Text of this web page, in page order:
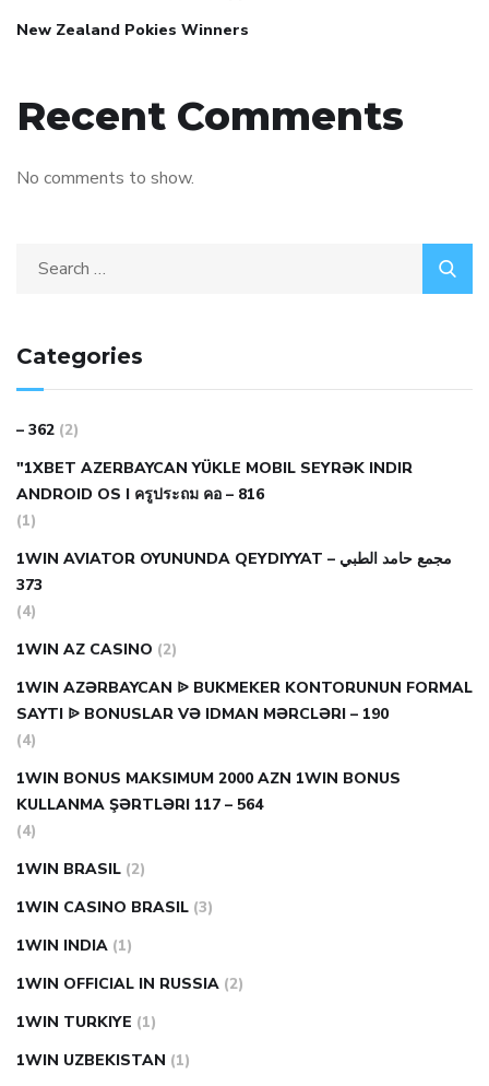
New Zealand Pokies Winners
Recent Comments
No comments to show.
Categories
– 362 (2)
"1XBET AZERBAYCAN YÜKLE MOBIL SEYRƏK INDIR
ANDROID OS I ครูประถม คอ – 816
(1)
1WIN AVIATOR OYUNUNDA QEYDIYYAT مجمع حامد الطبي –
373
(4)
1WIN AZ CASINO (2)
1WIN AZƏRBAYCAN ᐉ BUKMEKER KONTORUNUN FORMAL
SAYTI ᐉ BONUSLAR VƏ IDMAN MƏRCLƏRI – 190
(4)
1WIN BONUS MAKSIMUM 2000 AZN 1WIN BONUS
KULLANMA ŞƏRTLƏRI 117 – 564
(4)
1WIN BRASIL (2)
1WIN CASINO BRASIL (3)
1WIN INDIA (1)
1WIN OFFICIAL IN RUSSIA (2)
1WIN TURKIYE (1)
1WIN UZBEKISTAN (1)